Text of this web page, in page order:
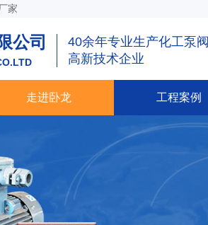
家
公司
40余年专业生产化工泵阀
高新技术企业
走进卧龙 工程案例